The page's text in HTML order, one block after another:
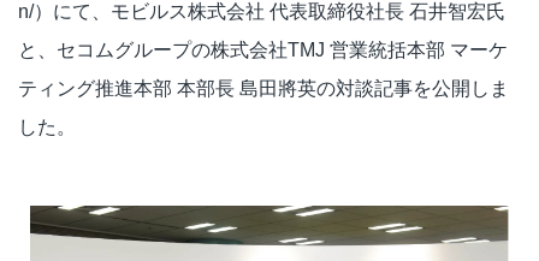
n/）にて、モビルス株式会社 代表取締役社長 石井智宏氏
と、セコムグループの株式会社TMJ 営業統括本部 マーケ
ティング推進本部 本部長 島田將英の対談記事を公開しま
した。